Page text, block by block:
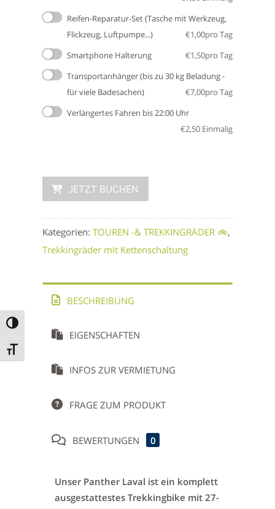
Umschalten auf hohe Kontraste
Schrift vergrößern
Reifen-Reparatur-Set (Tasche mit Werkzeug,
Flickzeug, Luftpumpe...)
€1,00pro Tag
Smartphone Halterung
€1,50pro Tag
Transportanhänger (bis zu 30 kg Beladung -
für viele Badesachen)
€7,00pro Tag
Verlängertes Fahren bis 22:00 Uhr
€2,50 Einmalig
JETZT BUCHEN
Kategorien: TOUREN -& TREKKINGRÄDER 🚲,
Trekkingräder mit Kettenschaltung
BESCHREIBUNG
EIGENSCHAFTEN
INFOS ZUR VERMIETUNG
FRAGE ZUM PRODUKT
BEWERTUNGEN 0
Unser Panther Laval ist ein komplett
ausgestattestes Trekkingbike mit 27-